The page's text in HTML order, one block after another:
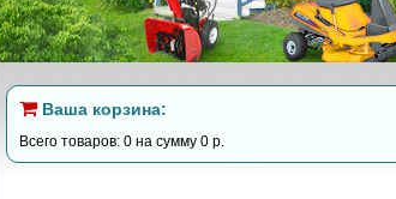
Ваша корзина:
Всего товаров: 0 на сумму 0 р.